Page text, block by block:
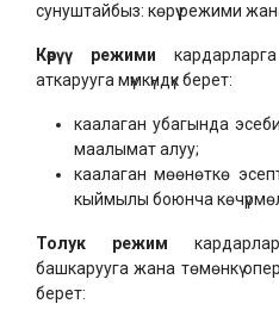
сунуштайбыз: көрүү режими
Көрүү режими
аткарууга мүмкүндүк берет:
каалаган убагында
маалымат алуу;
каалаган мөөнөткө
кыймылы боюнча
Толук режим
башкарууга жана төмөнкү
берет: